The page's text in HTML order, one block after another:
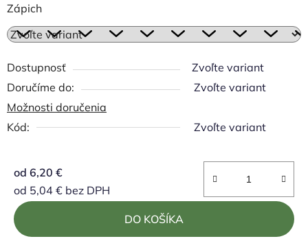
Zápich
Dostupnosť
Zvoľte variant
Zvoľte variant
Možnosti doručenia
Kód:
Zvoľte variant
od 6,20 €
od 5,04 € bez DPH
Jednotková cena:
DO KOŠÍKA